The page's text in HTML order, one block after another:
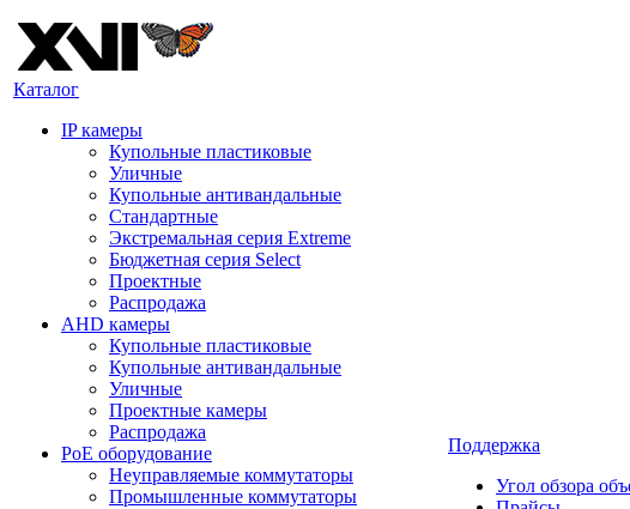
Каталог
IP камеры
Купольные пластиковые
Уличные
Купольные антивандальные
Стандартные
Экстремальная серия Extreme
Бюджетная серия Select
Проектные
Распродажа
AHD камеры
Купольные пластиковые
Купольные антивандальные
Уличные
Проектные камеры
Распродажа
PoE оборудование
Неуправляемые коммутаторы
Промышленные коммутаторы
Поддержка
Угол обзора